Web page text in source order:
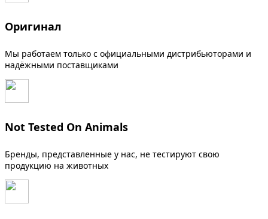
Оригинал
Мы работаем только с официальными дистрибьюторами и
надёжными поставщиками
Not Tested On Animals
Бренды, представленные у нас, не тестируют свою
продукцию на животных